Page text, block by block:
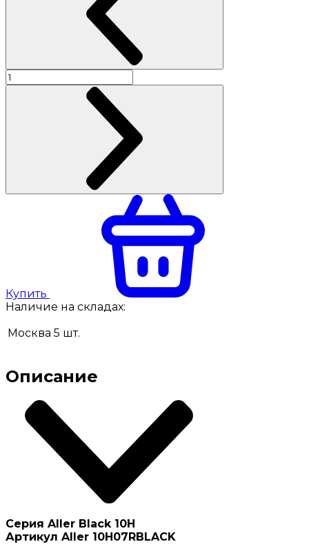
Купить
Наличие на складах:
Москва 5 шт.
Описание
Серия Aller Black 10H
Артикул Aller 10H07RBLACK